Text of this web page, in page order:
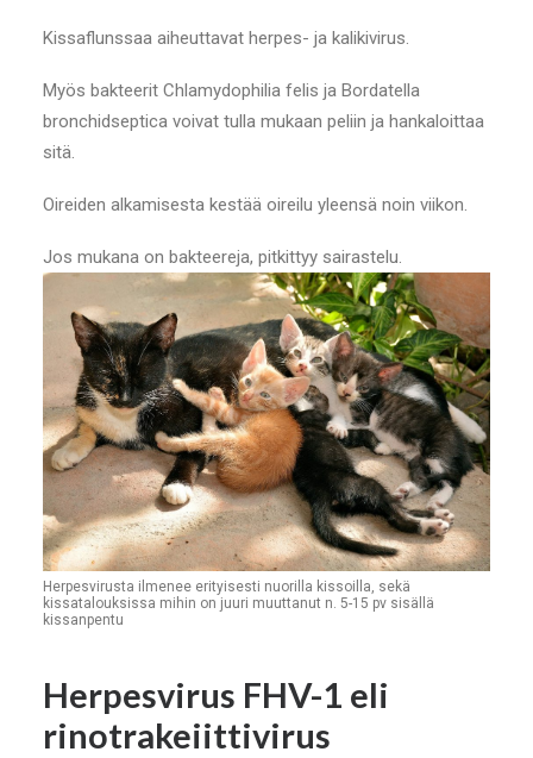
Kissaflunssaa aiheuttavat herpes- ja kalikivirus.
Myös bakteerit Chlamydophilia felis ja Bordatella
bronchidseptica voivat tulla mukaan peliin ja hankaloittaa
sitä.
Oireiden alkamisesta kestää oireilu yleensä noin viikon.
Jos mukana on bakteereja, pitkittyy sairastelu.
Herpesvirusta ilmenee erityisesti nuorilla kissoilla, sekä
kissatalouksissa mihin on juuri muuttanut n. 5-15 pv sisällä
kissanpentu
Herpesvirus FHV-1 eli
rinotrakeiittivirus